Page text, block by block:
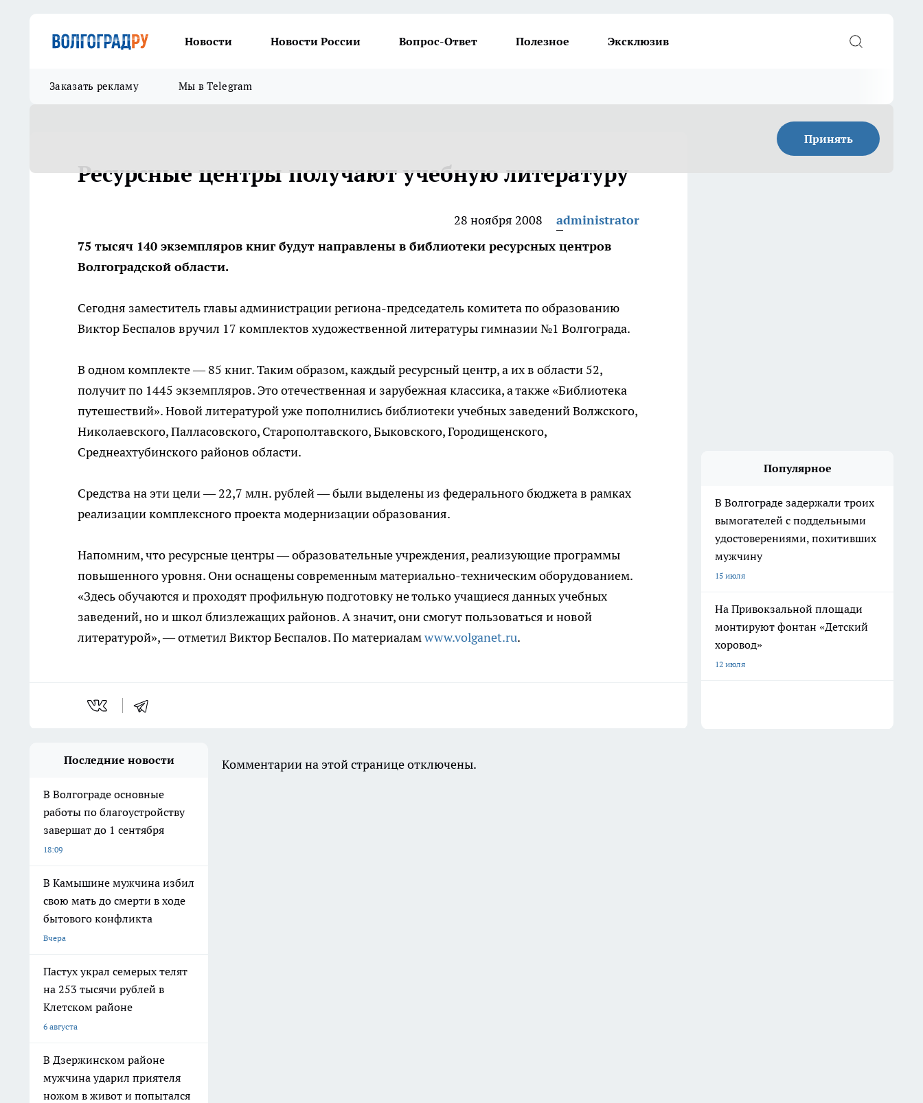
Новости Новости России Вопрос-Ответ Полезное Эксклюзив
Заказать рекламу Мы в Telegram
Принять
Ресурсные центры получают учебную литературу
28 ноября 2008
administrator
75 тысяч 140 экземпляров книг будут направлены в библиотеки ресурсных центров
Волгоградской области.
Сегодня заместитель главы администрации региона-председатель комитета по образованию
Виктор Беспалов вручил 17 комплектов художественной литературы гимназии №1 Волгограда.
В одном комплекте — 85 книг. Таким образом, каждый ресурсный центр, а их в области 52,
получит по 1445 экземпляров. Это отечественная и зарубежная классика, а также «Библиотека
путешествий». Новой литературой уже пополнились библиотеки учебных заведений Волжского,
Николаевского, Палласовского, Старополтавского, Быковского, Городищенского,
Среднеахтубинского районов области.
Средства на эти цели — 22,7 млн. рублей — были выделены из федерального бюджета в рамках
реализации комплексного проекта модернизации образования.
Напомним, что ресурсные центры — образовательные учреждения, реализующие программы
повышенного уровня. Они оснащены современным материально-техническим оборудованием.
«Здесь обучаются и проходят профильную подготовку не только учащиеся данных учебных
заведений, но и школ близлежащих районов. А значит, они смогут пользоваться и новой
литературой», — отметил Виктор Беспалов. По материаламwww.volganet.ru.
Популярное
В Волгограде задержали троих
вымогателей с поддельными
удостоверениями, похитивших
мужчину
15 июля
На Привокзальной площади
монтируют фонтан «Детский
хоровод»
12 июля
Последние новости
В Волгограде основные
работы по благоустройству
завершат до 1 сентября
18:09
В Камышине мужчина избил
свою мать до смерти в ходе
бытового конфликта
Вчера
Пастух украл семерых телят
на 253 тысячи рублей в
Клетском районе
6 августа
В Дзержинском районе
мужчина ударил приятеля
ножом в живот и попытался
Комментарии на этой странице отключены.